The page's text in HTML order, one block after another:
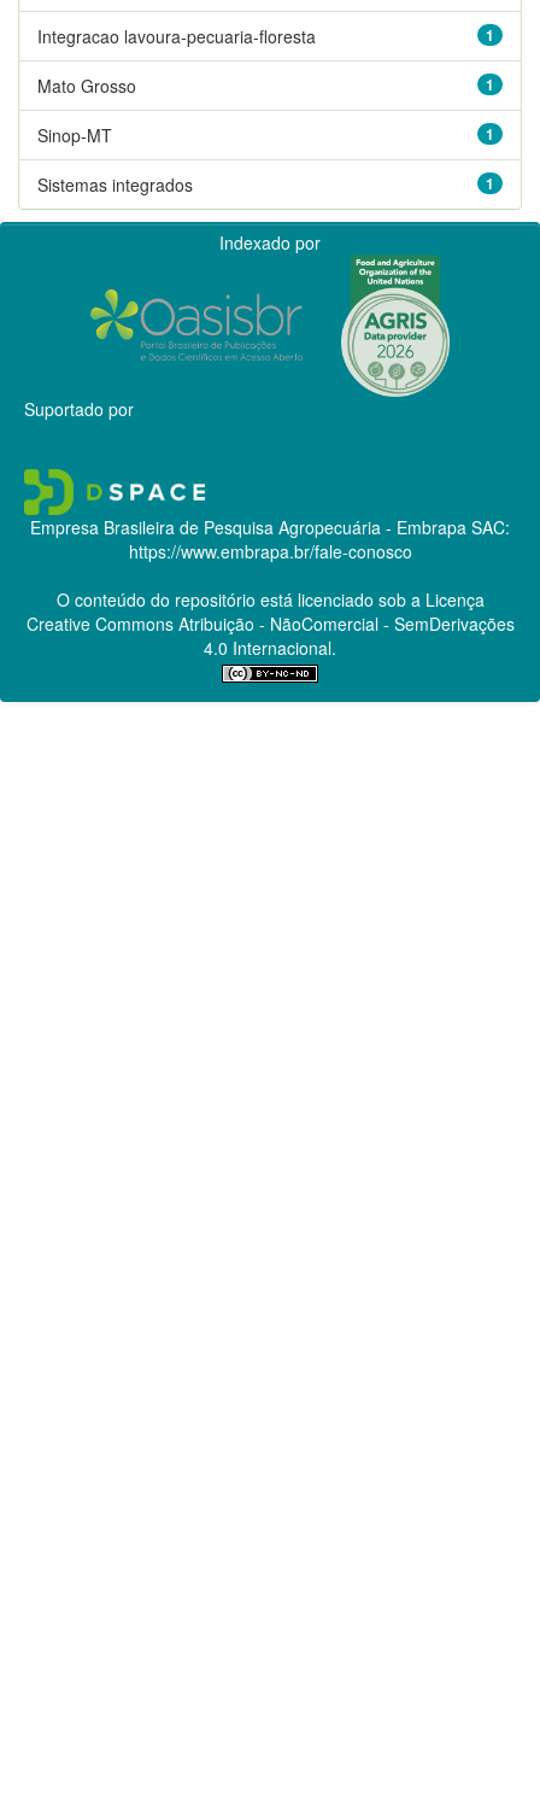
1
Integracao lavoura-pecuaria-floresta
1
Mato Grosso
1
Sinop-MT
1
Sistemas integrados
Indexado por
Suportado por
Empresa Brasileira de Pesquisa Agropecuária - Embrapa SAC:
https://www.embrapa.br/fale-conosco
O conteúdo do repositório está licenciado sob a Licença
Creative CommonsAtribuição - NãoComercial - SemDerivações
4.0 Internacional.